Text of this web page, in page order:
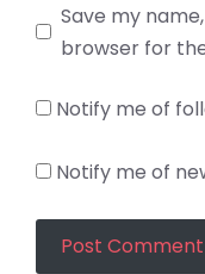
Save my
browser for
Notify me of
Notify me of